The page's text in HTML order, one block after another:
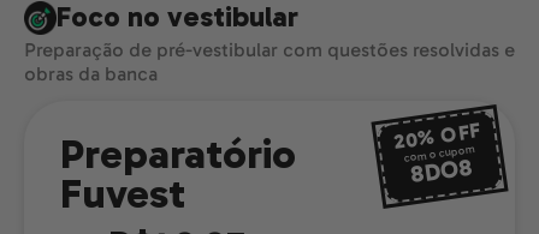
Foco no vestibular
Preparação de pré-vestibular com questões resolvidas e
obras da banca
20%OFF
com o cupom
8DO8
Preparatório
Fuvest